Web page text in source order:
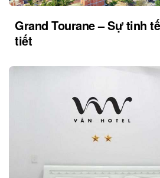
Grand Tourane – Sự tinh
tiết